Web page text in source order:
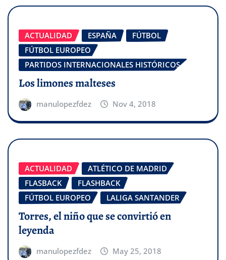
ACTUALIDAD ESPAÑA
FÚTBOL
FÚTBOL EUROPEO
PARTIDOS INTERNACIONALES HISTÓRICOS
Los limones malteses
manulopezfdez Nov 4, 2018
ACTUALIDAD
ATLÉTICO DE MADRID
FLASBACK
FLASHBACK
FÚTBOL EUROPEO
LALIGA SANTANDER
Torres, el niño que se convirtió en
leyenda
manulopezfdez May 25, 2018